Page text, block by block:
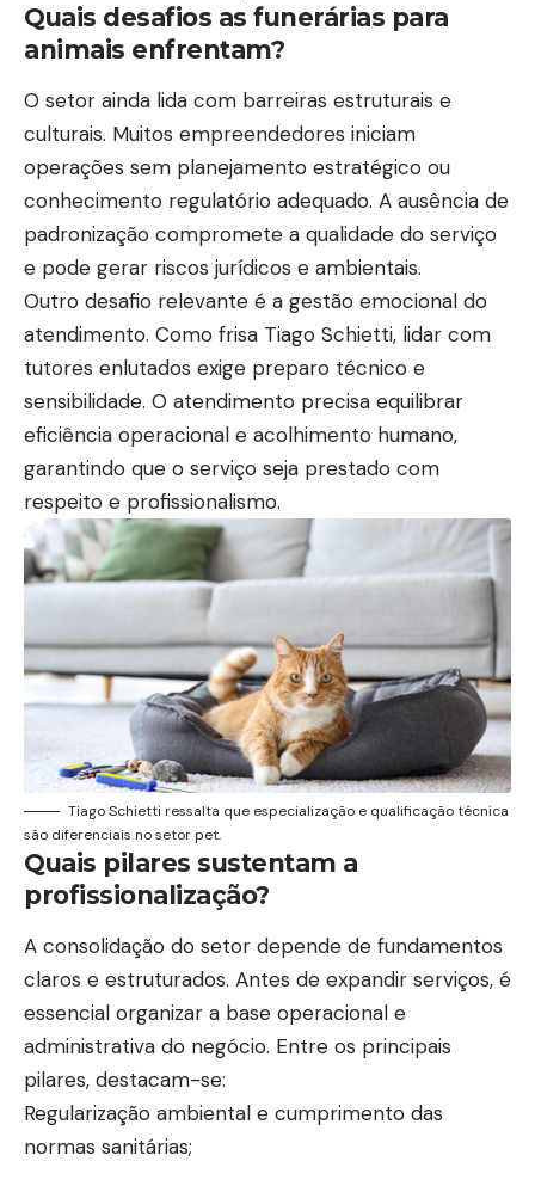
Quais desafios as funerárias para
animais enfrentam?
O setor ainda lida com barreiras estruturais e
culturais. Muitos empreendedores iniciam
operações sem planejamento estratégico ou
conhecimento regulatório adequado. A ausência de
padronização compromete a qualidade do serviço
e pode gerar riscos jurídicos e ambientais.
Outro desafio relevante é a gestão emocional do
atendimento. Como frisa Tiago Schietti, lidar com
tutores enlutados exige preparo técnico e
sensibilidade. O atendimento precisa equilibrar
eficiência operacional e acolhimento humano,
garantindo que o serviço seja prestado com
respeito e profissionalismo.
Tiago Schietti ressalta que especialização e qualificação técnica
são diferenciais no setor pet.
Quais pilares sustentam a
profissionalização?
A consolidação do setor depende de fundamentos
claros e estruturados. Antes de expandir serviços, é
essencial organizar a base operacional e
administrativa do negócio. Entre os principais
pilares, destacam-se:
Regularização ambiental e cumprimento das
normas sanitárias;